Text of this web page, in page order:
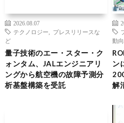
2026.08.07
テクノロジー
プレスリリースな
ど
量子技術のエー・スター・ク
ォンタム、JALエンジニアリ
ングから航空機の故障予測分
析基盤構築を受託
動
ン
解